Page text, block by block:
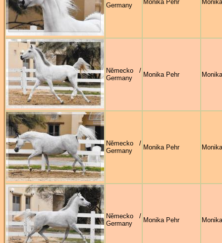
Germany
Monika Pehr
Německo /
Germany
Monika Pehr
Německo /
Germany
Monika Pehr
Německo /
Germany
Monika Pehr